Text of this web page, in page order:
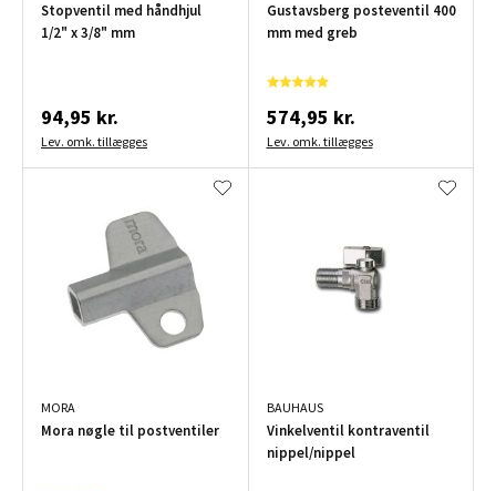
Stopventil med håndhjul
1/2" x 3/8" mm
94,95 kr.
Lev. omk. tillægges
Gustavsberg posteventil 400
mm med greb
574,95 kr.
Lev. omk. tillægges
MORA
Mora nøgle til postventiler
BAUHAUS
Vinkelventil kontraventil
nippel/nippel